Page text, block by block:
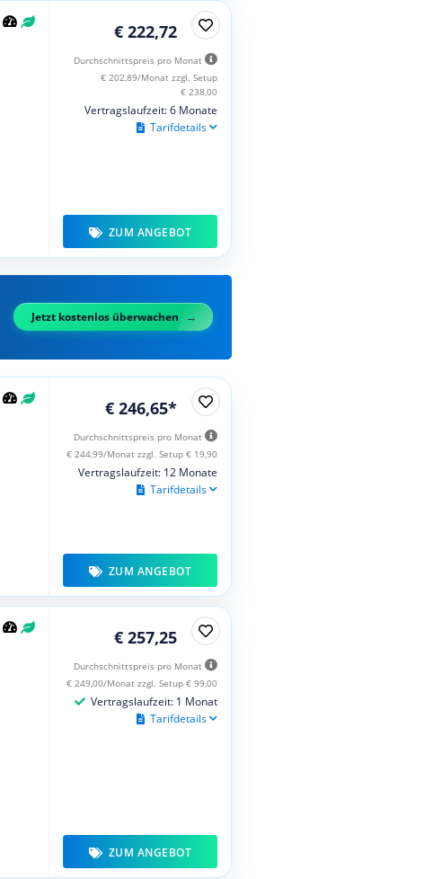
€ 222,72
Durchschnittspreis pro Monat
€ 202,89/Monat zzgl. Setup
€ 238,00
Vertragslaufzeit: 6 Monate
Tarifdetails
ZUM ANGEBOT
Jetzt kostenlos überwachen
€ 246,65*
Durchschnittspreis pro Monat
€ 244,99/Monat zzgl. Setup € 19,90
Vertragslaufzeit: 12 Monate
Tarifdetails
ZUM ANGEBOT
€ 257,25
Durchschnittspreis pro Monat
€ 249,00/Monat zzgl. Setup € 99,00
Vertragslaufzeit: 1 Monat
Tarifdetails
ZUM ANGEBOT